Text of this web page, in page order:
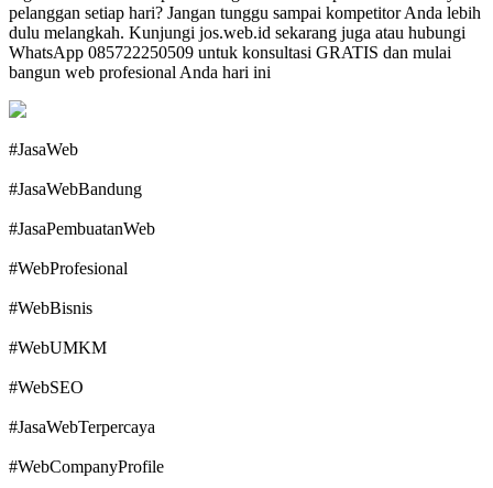
pelanggan setiap hari? Jangan tunggu sampai kompetitor Anda lebih
dulu melangkah. Kunjungi jos.web.id sekarang juga atau hubungi
WhatsApp 085722250509 untuk konsultasi GRATIS dan mulai
bangun web profesional Anda hari ini
#JasaWeb
#JasaWebBandung
#JasaPembuatanWeb
#WebProfesional
#WebBisnis
#WebUMKM
#WebSEO
#JasaWebTerpercaya
#WebCompanyProfile